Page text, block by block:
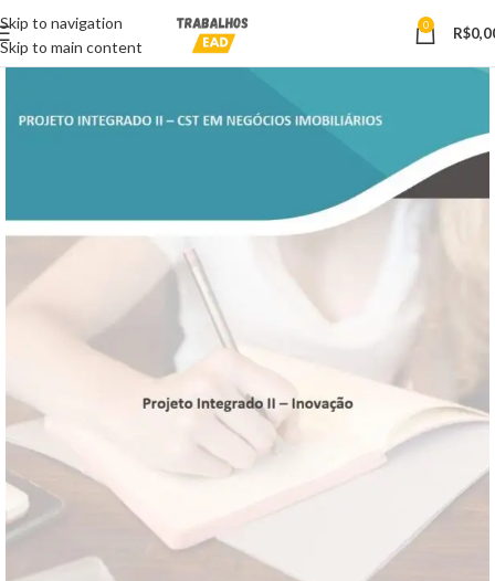
Skip to navigation
Skip to main content
0 R$